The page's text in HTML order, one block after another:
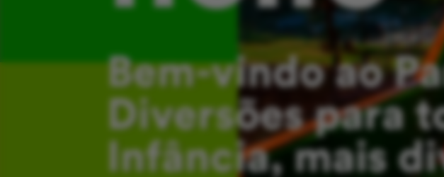
Bem-vindo ao
Diversões para
Infância, mais